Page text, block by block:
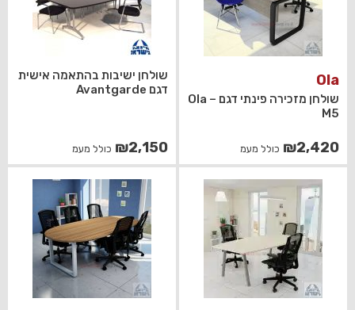
Ola
שולחן מזכירה פינתי דגם Ola –
M5
₪2,420 כולל מעמ
שולחן ישיבות בהתאמה אישית
דגם Avantgarde
₪2,150 כולל מעמ